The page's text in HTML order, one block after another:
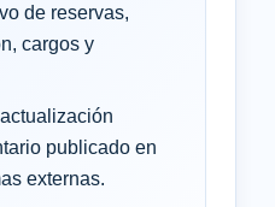
de reservas,
cargos y
actualización
publicado en
externas.